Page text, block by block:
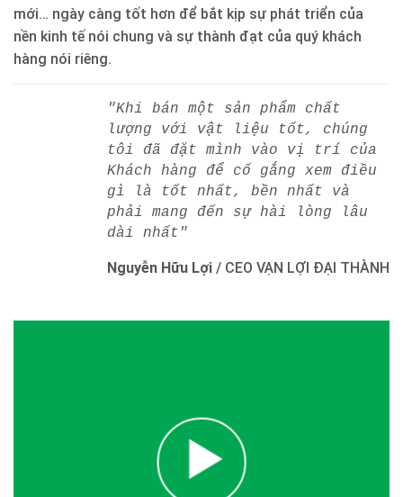
mới… ngày càng tốt hơn để bắt kịp sự phát triển của
nền kinh tế nói chung và sự thành đạt của quý khách
hàng nói riêng.
"Khi bán một sản phẩm chất
lượng với vật liệu tốt, chúng
tôi đã đặt mình vào vị trí của
Khách hàng để cố gắng xem điều
gì là tốt nhất, bền nhất và
phải mang đến sự hài lòng lâu
dài nhất"
Nguyễn Hữu Lợi / CEO VẠN LỢI ĐẠI THÀNH